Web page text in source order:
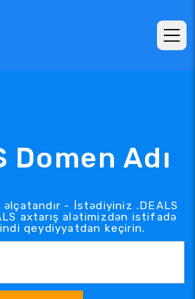
Domen Adı
əlçatandır - İstədiyiniz .DEALS
axtarış alətimizdən istifadə
qeydiyyatdan keçirin.